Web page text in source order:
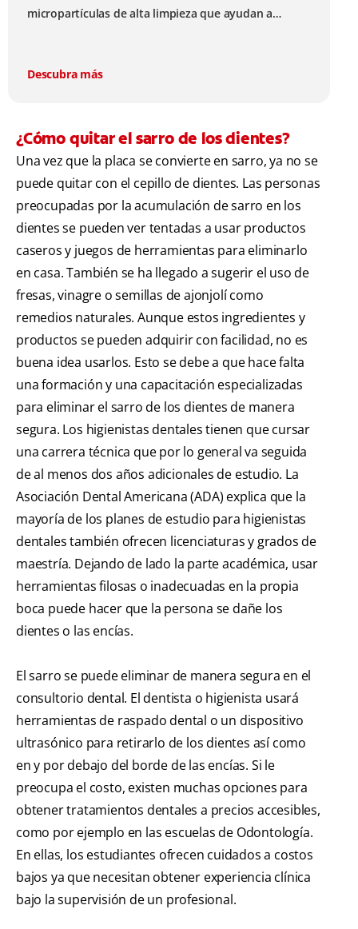
micropartículas de alta limpieza que ayudan a
Descubra más
¿Cómo quitar el sarro de los dientes?
Una vez que la placa se convierte en sarro, ya no se
puede quitar con el cepillo de dientes. Las personas
preocupadas por la acumulación de sarro en los
dientes se pueden ver tentadas a usar productos
caseros y juegos de herramientas para eliminarlo
en casa. También se ha llegado a sugerir el uso de
fresas, vinagre o semillas de ajonjolí como
remedios naturales. Aunque estos ingredientes y
productos se pueden adquirir con facilidad, no es
buena idea usarlos. Esto se debe a que hace falta
una formación y una capacitación especializadas
para eliminar el sarro de los dientes de manera
segura. Los higienistas dentales tienen que cursar
una carrera técnica que por lo general va seguida
de al menos dos años adicionales de estudio. La
Asociación Dental Americana (ADA) explica que la
mayoría de los planes de estudio para higienistas
dentales también ofrecen licenciaturas y grados de
maestría. Dejando de lado la parte académica, usar
herramientas filosas o inadecuadas en la propia
boca puede hacer que la persona se dañe los
dientes o las encías.
El sarro se puede eliminar de manera segura en el
consultorio dental. El dentista o higienista usará
herramientas de raspado dental o un dispositivo
ultrasónico para retirarlo de los dientes así como
en y por debajo del borde de las encías. Si le
preocupa el costo, existen muchas opciones para
obtener tratamientos dentales a precios accesibles,
como por ejemplo en las escuelas de Odontología.
En ellas, los estudiantes ofrecen cuidados a costos
bajos ya que necesitan obtener experiencia clínica
bajo la supervisión de un profesional.